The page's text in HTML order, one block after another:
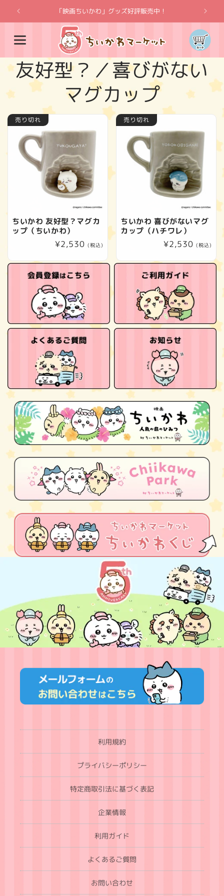
ンツに
進む
「映画ちいかわ」グッズ好評販売中！
カ
ー
ト
コ
レ
ク
シ
ョ
:
友好型？／喜びがない
マグカップ
売り切れ
ちいかわ 友好型？マグカ
ップ（ちいかわ）
通
格
¥2,530 (税込)
売り切れ
ちいかわ 喜びがないマグ
カップ（ハチワレ）
通
格
¥2,530 (税込)
利用規約
プライバシーポリシー
特定商取引法に基づく表記
企業情報
利用ガイド
よくあるご質問
お問い合わせ